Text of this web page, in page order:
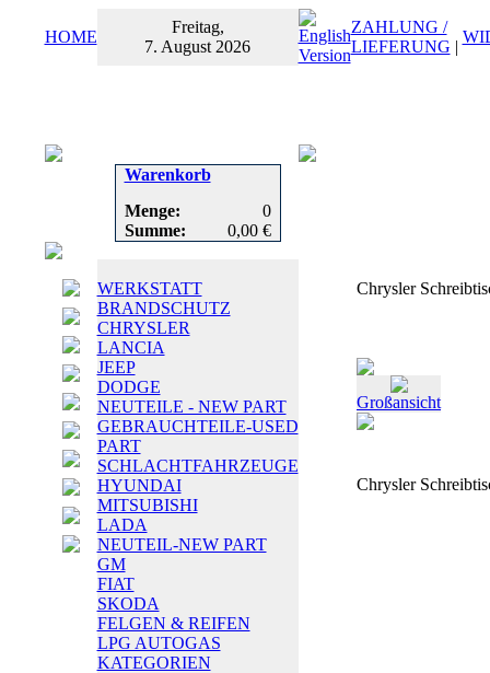
HOME
Freitag,
7. August 2026
ZAHLUNG /
LIEFERUNG |
Warenkorb
Menge:
0
Summe:
0,00 €
WERKSTATT
BRANDSCHUTZ
CHRYSLER
LANCIA
JEEP
DODGE
NEUTEILE - NEW PART
GEBRAUCHTEILE-USED
PART
SCHLACHTFAHRZEUGE
HYUNDAI
MITSUBISHI
LADA
NEUTEIL-NEW PART
GM
FIAT
SKODA
FELGEN & REIFEN
LPG AUTOGAS
KATEGORIEN
Chrysler
Großansicht
Chrysler